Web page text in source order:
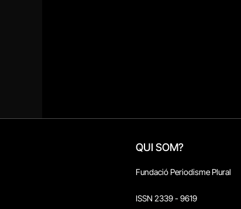
QUI SOM?
Fundació Periodisme Plural
ISSN 2339 - 9619